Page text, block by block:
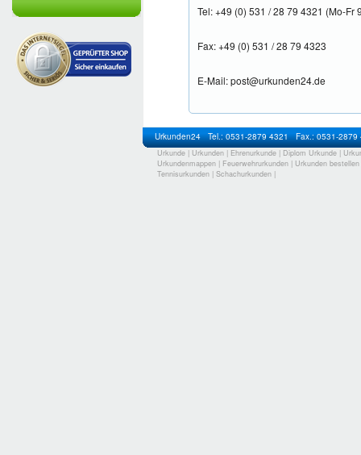
Tel: +49 (0) 531 / 28 79 4321 (Mo-Fr
Fax: +49 (0) 531 / 28 79 4323
E-Mail: post@urkunden24.de
Urkunden24 Tel.: 0531-2879 4321 Fax.: 0531-2879
Urkunde | Urkunden | Ehrenurkunde | Diplom Urkunde |
Urkundenmappen | Feuerwehrurkunden | Urkunden bestellen
Tennisurkunden | Schachurkunden |